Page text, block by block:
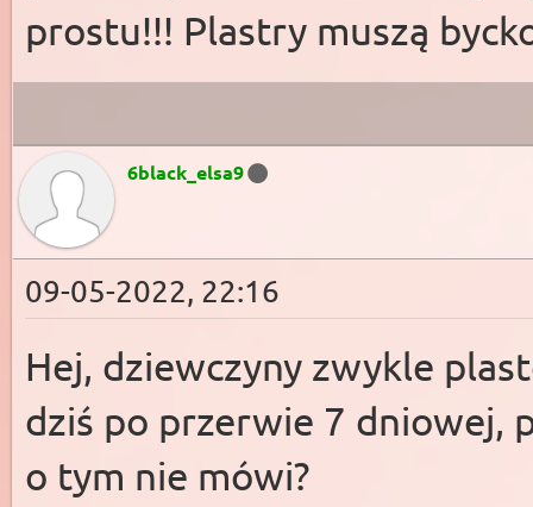
prostu!!! Plastry muszą
6black_elsa9
09-05-2022, 22:16
Hej, dziewczyny zwykle
dziś po przerwie 7 dniowej,
o tym nie mówi?